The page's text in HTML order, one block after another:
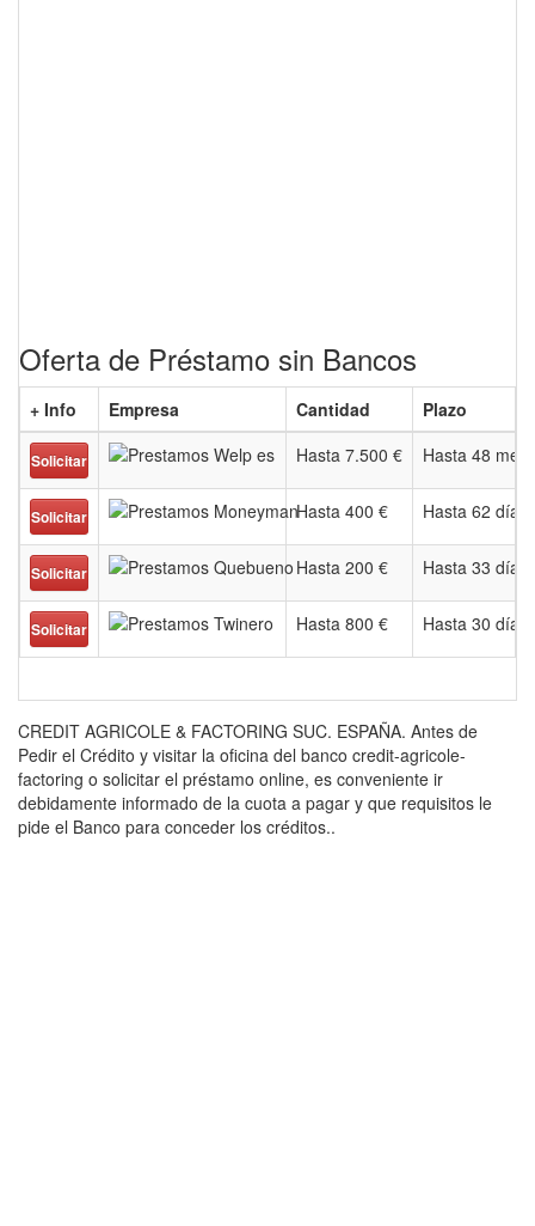
Oferta de Préstamo sin Bancos
+ Info Empresa Cantidad Plazo
Solicitar Hasta 7.500 € Hasta 48
Solicitar Hasta 400 € Hasta 62 día
Solicitar Hasta 200 € Hasta 33 días
Solicitar Hasta 800 € Hasta 30 días
CREDIT AGRICOLE & FACTORING SUC. ESPAÑA. Antes de
Pedir el Crédito y visitar la oficina del banco credit-agricole-
factoring o solicitar el préstamo online, es conveniente ir
debidamente informado de la cuota a pagar y que requisitos le
pide el Banco para conceder los créditos..